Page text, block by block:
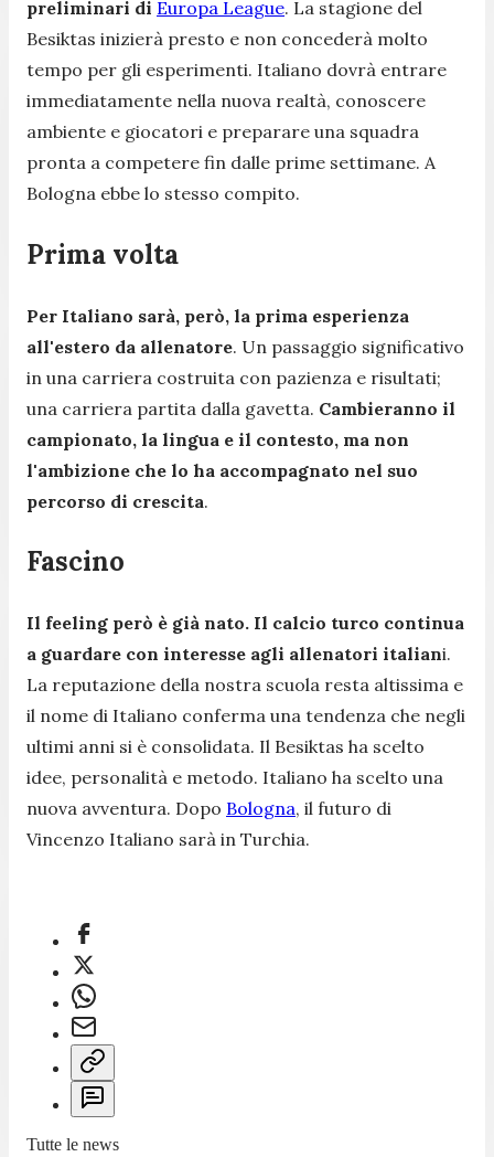
preliminari di Europa League. La stagione del
Besiktas inizierà presto e non concederà molto
tempo per gli esperimenti. Italiano dovrà entrare
immediatamente nella nuova realtà, conoscere
ambiente e giocatori e preparare una squadra
pronta a competere fin dalle prime settimane. A
Bologna ebbe lo stesso compito.
Prima volta
Per Italiano sarà, però, la prima esperienza
all'estero da allenatore. Un passaggio significativo
in una carriera costruita con pazienza e risultati;
una carriera partita dalla gavetta. Cambieranno il
campionato, la lingua e il contesto, ma non
l'ambizione che lo ha accompagnato nel suo
percorso di crescita.
Fascino
Il feeling però è già nato. Il calcio turco continua
a guardare con interesse agli allenatori italiani.
La reputazione della nostra scuola resta altissima e
il nome di Italiano conferma una tendenza che negli
ultimi anni si è consolidata. Il Besiktas ha scelto
idee, personalità e metodo. Italiano ha scelto una
nuova avventura. Dopo Bologna, il futuro di
Vincenzo Italiano sarà in Turchia.
Tutte le news